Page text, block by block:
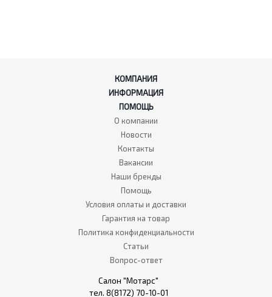
КОМПАНИЯ
ИНФОРМАЦИЯ
ПОМОЩЬ
О компании
Новости
Контакты
Вакансии
Наши бренды
Помощь
Условия оплаты и доставки
Гарантия на товар
Политика конфиденциальности
Статьи
Вопрос-ответ
Салон "Мотарс"
тел. 8(8172) 70-10-01